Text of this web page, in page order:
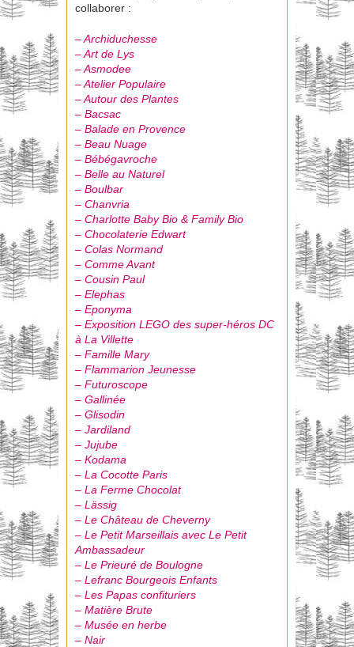
collaborer :
–Archiduchesse
– Art de Lys
– Asmodee
– Atelier Populaire
– Autour des Plantes
– Bacsac
– Balade en Provence
– Beau Nuage
– Bébégavroche
– Belle au Naturel
– Boulbar
– Chanvria
– Charlotte Baby Bio & Family Bio
– Chocolaterie Edwart
– Colas Normand
– Comme Avant
– Cousin Paul
– Elephas
– Eponyma
– Exposition LEGO des super-héros DC
à La Villette
– Famille Mary
– Flammarion Jeunesse
– Futuroscope
– Gallinée
– Glisodin
– Jardiland
– Jujube
– Kodama
– La Cocotte Paris
– La Ferme Chocolat
– Lässig
– Le Château de Cheverny
– Le Petit Marseillais avec Le Petit
Ambassadeur
– Le Prieuré de Boulogne
– Lefranc Bourgeois Enfants
– Les Papas confituriers
– Matière Brute
– Musée en herbe
– Nair